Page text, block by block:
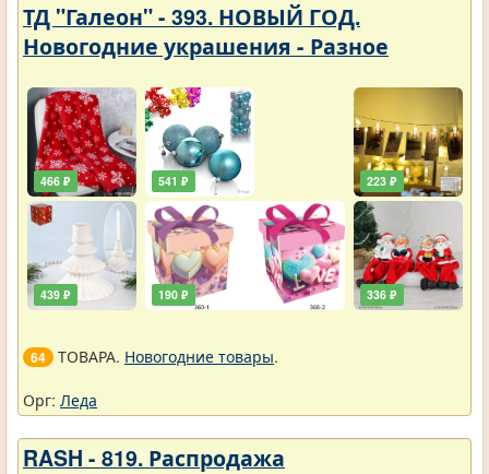
ТД "Галеон" - 393. НОВЫЙ ГОД.
Новогодние украшения - Разное
466 ₽
439 ₽
541 ₽
190 ₽
223 ₽
336 ₽
64 ТОВАРА. Новогодние товары.
Орг: Леда
RASH - 819. Распродажа